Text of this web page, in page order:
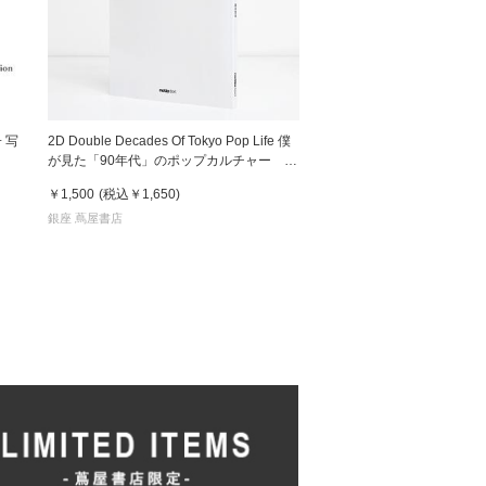
写
2D Double Decades Of Tokyo Pop Life 僕
が見た「90年代」のポップカルチャー 鈴
￥1,500 (税込 ￥1,650)
銀座 蔦屋書店